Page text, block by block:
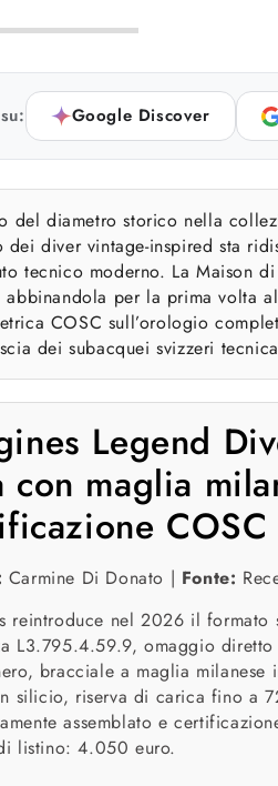
Google Discover
del diametro storico nella
dei diver vintage-inspired sta
tecnico moderno. La Maison
abbinandola per la prima volta
COSC sull’orologio
dei subacquei svizzeri
Legend
con maglia
COSC
Carmine Di Donato | Fonte:
reintroduce nel 2026 il
L3.795.4.59.9, omaggio
bracciale a maglia
silicio, riserva di carica fino a
assemblato e
listino: 4.050 euro.